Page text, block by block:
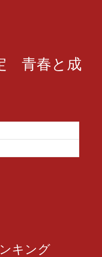
青春と成
キング